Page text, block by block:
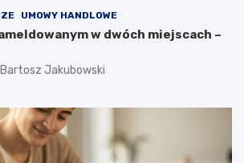
UMOWY HANDLOWE
w dwóch miejscach –
Bartosz Jakubowski